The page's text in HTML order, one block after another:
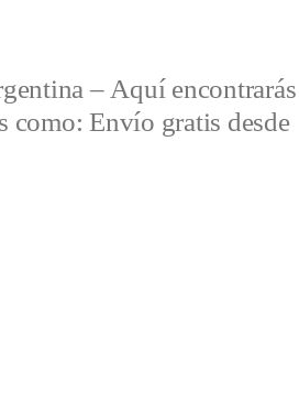
– Aquí encontrarás
como: Envío gratis desde